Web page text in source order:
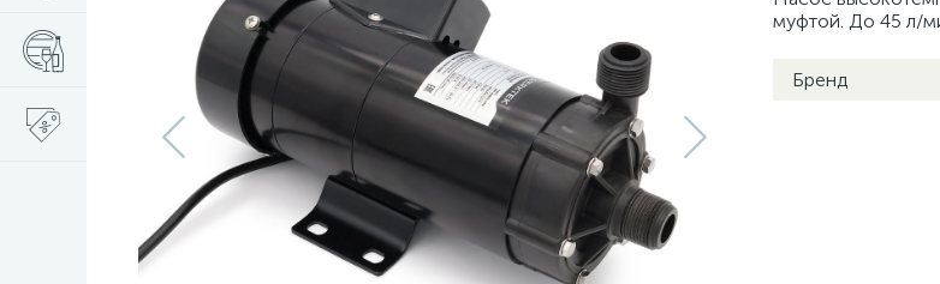
муфтой. До 45 л/
Бренд